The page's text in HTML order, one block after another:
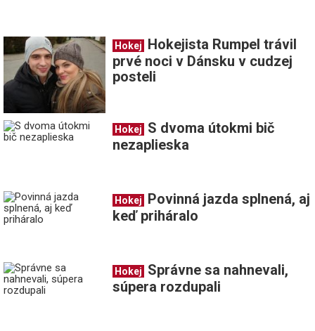
Hokej
Hokejista Rumpel trávil
prvé noci v Dánsku v cudzej
posteli
Hokej
S dvoma útokmi bič
nezaplieska
Hokej
Povinná jazda splnená, aj
keď priháralo
Hokej
Správne sa nahnevali,
súpera rozdupali